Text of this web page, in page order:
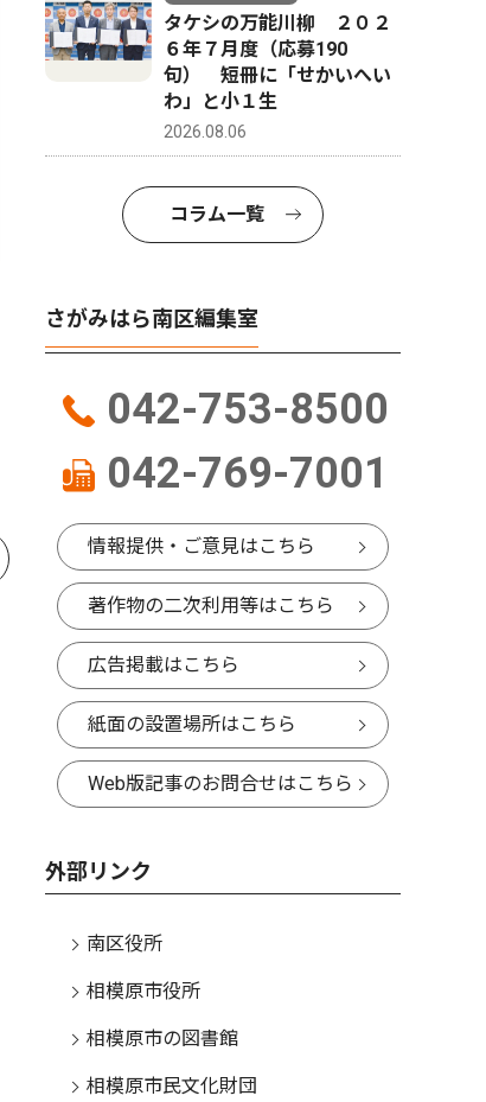
タケシの万能川柳 ２０２
６年７月度（応募190
句） 短冊に「せかいへい
わ」と小１生
2026.08.06
コラム一覧
さがみはら南区編集室
042-753-8500
042-769-7001
情報提供・ご意見はこちら
著作物の二次利用等はこちら
広告掲載はこちら
紙面の設置場所はこちら
Web版記事のお問合せはこちら
外部リンク
南区役所
相模原市役所
相模原市の図書館
相模原市民文化財団